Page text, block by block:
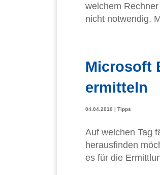
welchem
nicht notwendig.
Microsoft
ermitteln
04.04.2010 | Tipps
Auf welchen Tag
herausfinden
es für die